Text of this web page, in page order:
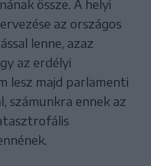
össze. A helyi
az országos
lenne, azaz
az erdélyi
lesz majd parlamenti
számunkra ennek az